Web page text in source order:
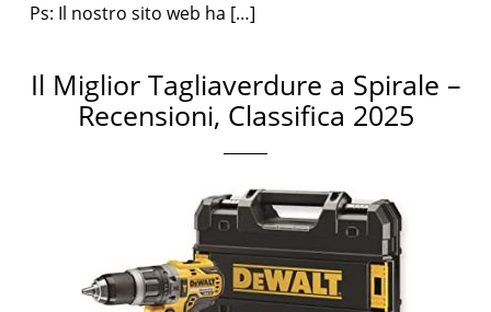
Ps: Il nostro sito web ha […]
Il Miglior Tagliaverdure a Spirale –
Recensioni, Classifica 2025